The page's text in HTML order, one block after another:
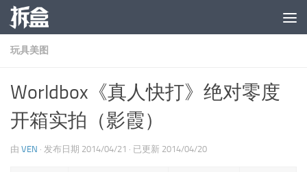
跳至内容
玩具美图
Worldbox《真人快打》绝对零度
开箱实拍（影霞）
由 VEN · 发布日期 2014/04/21 · 已更新 2014/04/20